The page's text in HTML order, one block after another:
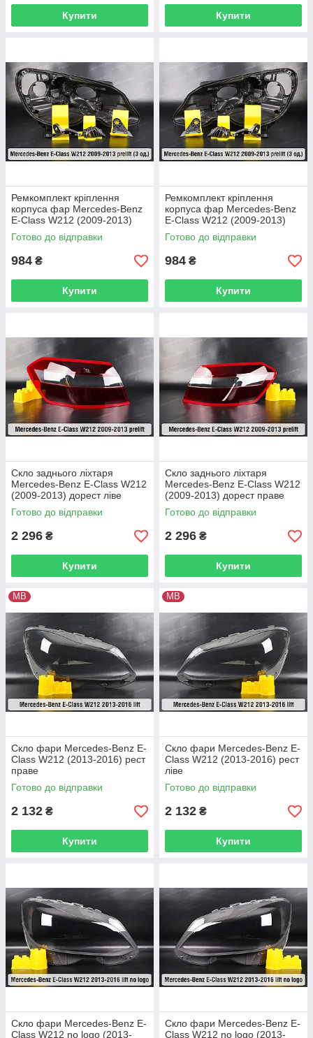
Купити Купити
Ремкомплект кріплення
корпуса фар Mercedes-Benz
E-Class W212 (2009-2013)
дорест правий – 3 од.
Готово до відправки
984 ₴
Купити
Ремкомплект кріплення
корпуса фар Mercedes-Benz
E-Class W212 (2009-2013)
дорест лівий – 3 од.
Готово до відправки
984 ₴
Купити
Скло заднього ліхтаря
Mercedes-Benz E-Class W212
(2009-2013) дорест ліве
Готово до відправки
2 296 ₴
Купити
Скло заднього ліхтаря
Mercedes-Benz E-Class W212
(2009-2013) дорест праве
Готово до відправки
2 296 ₴
Купити
MB
Скло фари Mercedes-Benz E-
Class W212 (2013-2016) рест
праве
Готово до відправки
2 132 ₴
Купити
MB
Скло фари Mercedes-Benz E-
Class W212 (2013-2016) рест
ліве
Готово до відправки
2 132 ₴
Купити
Скло фари Mercedes-Benz E-
Class W212 no logo (2013-
Скло фари Mercedes-Benz E-
Class W212 no logo (2013-